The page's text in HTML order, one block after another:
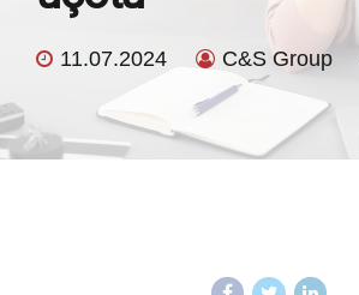
11.07.2024 C&S Group